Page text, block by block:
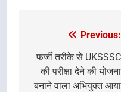
navigation
Previous:
फर्जी तरीके से UKSSSC
की परीक्षा देने की योजना
बनाने वाला अभियुक्त आया